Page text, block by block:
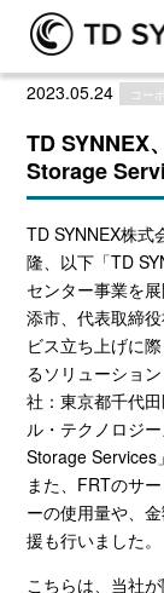
2023.05.24 コー
TD SYNNEX
Storage
TD SYNNEX株式
隆、以下「TD
センター事業を展
添市、代表取締
ビス立ち上げに
るソリューショ
社：東京都千代
ル・テクノロジ
Storage Services
また、 FRTのサ
ーの使用量や、
援も行いました。
こちらは、当社